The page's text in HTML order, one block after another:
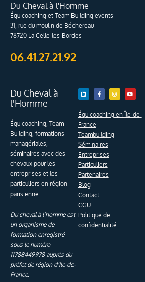
Du Cheval à l'Homme
Équicoaching et Team Building events
31, rue du moulin de Béchereau
78720 La Celle-les-Bordes
06.41.27.21.92
Du Cheval à
l'Homme
Équicoaching, Team
Building, formations
managériales,
séminaires avec des
chevaux pour les
entreprises et les
particuliers en région
parisienne.
Du cheval à l’homme est
un organisme de
formation enregistré
sous le numéro
11788449978 auprès du
préfet de région d’Ile-de-
France.
LinkedinFacebook-
f
InstagramYoutube
Équicoaching en Île-de-
France
Teambuilding
Séminaires
Entreprises
Particuliers
Partenaires
Blog
Contact
CGU
Politique de
confidentialité